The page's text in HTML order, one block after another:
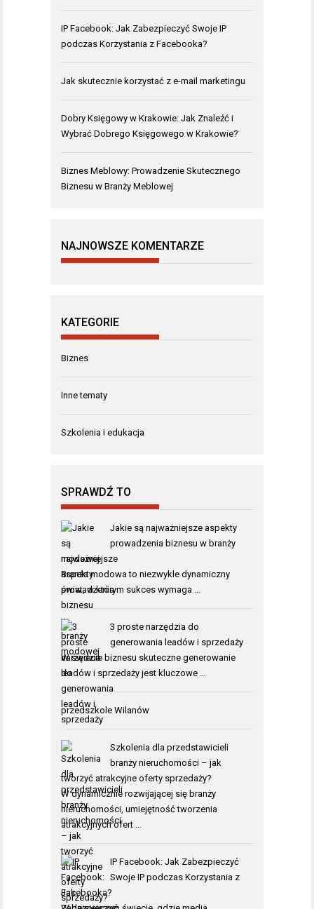
IP Facebook: Jak Zabezpieczyć Swoje IP
podczas Korzystania z Facebooka?
Jak skutecznie korzystać z e-mail marketingu
Dobry Księgowy w Krakowie: Jak Znaleźć i
Wybrać Dobrego Księgowego w Krakowie?
Biznes Meblowy: Prowadzenie Skutecznego
Biznesu w Branży Meblowej
NAJNOWSZE KOMENTARZE
KATEGORIE
Biznes
Inne tematy
Szkolenia i edukacja
SPRAWDŹ TO
Jakie są najważniejsze aspekty
prowadzenia biznesu w branży
modowej
Branża modowa to niezwykle dynamiczny
świat, w którym sukces wymaga …
3 proste narzędzia do
generowania leadów i sprzedaży
W świecie biznesu skuteczne generowanie
leadów i sprzedaży jest kluczowe …
przedszkole Wilanów
Szkolenia dla przedstawicieli
branży nieruchomości – jak
tworzyć atrakcyjne oferty sprzedaży?
W dynamicznie rozwijającej się branży
nieruchomości, umiejętność tworzenia
atrakcyjnych ofert …
IP Facebook: Jak Zabezpieczyć
Swoje IP podczas Korzystania z
Facebooka?